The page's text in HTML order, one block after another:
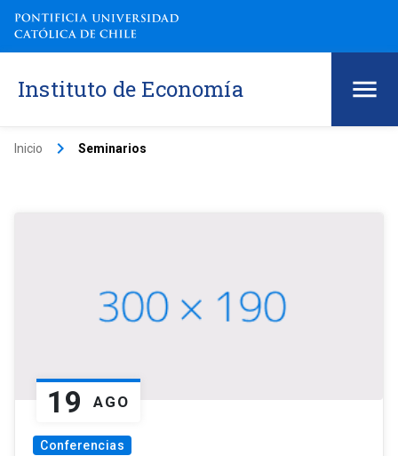
Instituto de Economía
Inicio keyboard_arrow_right Seminarios
19 AGO
Conferencias